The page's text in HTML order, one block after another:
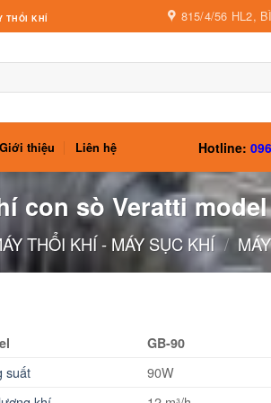
THỔI KHÍ 815/4/56 HL2,
Giới thiệu Liên hệ Hotline:
con sò Veratti
THỔI KHÍ - MÁY SỤC KHÍ /
GB-90
suất
90W